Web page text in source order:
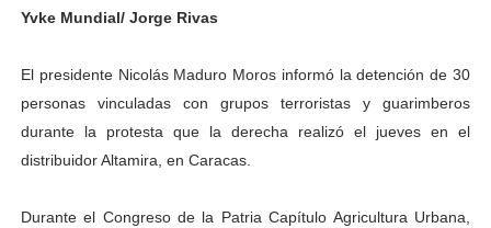
Expertos inspeccionan espacios del OAN para la
Dictan MasterClass en el marco del Encuentro LAGO
Yvke Mundial/ Jorge Rivas
El presidente Nicolás Maduro Moros informó la detención de 30
personas vinculadas con grupos terroristas y guarimberos
durante la protesta que la derecha realizó el jueves en el
distribuidor Altamira, en Caracas.
Durante el Congreso de la Patria Capítulo Agricultura Urbana,